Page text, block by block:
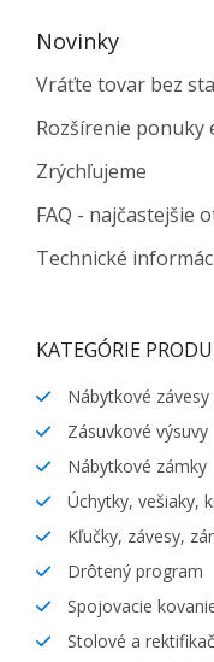
Novinky
Vráťte tovar bez
Rozšírenie ponuky
Zrýchľujeme
FAQ - najčastejšie
Technické
KATEGÓRIE
Nábytkové
Zásuvkové výsuvy
Nábytkové zámky
Úchytky, vešiaky,
Kľučky, závesy,
Drôtený program
Spojovacie
Stolové a